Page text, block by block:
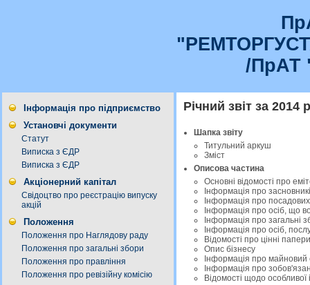
/ПрАТ
Інформація про підприємство
Установчі документи
Статут
Виписка з ЄДР
Виписка з ЄДР
Акціонерний капітал
Свідоцтво про реєстрацію випуску
акцій
Положення
Положення про Наглядову раду
Положення про загальні збори
Положення про правління
Положення про ревізійну комісію
Річний звіт за 2014
Шапка звіту
Титульний аркуш
Зміст
Описова частина
Основні відомості про
Інформація про
Інформація про
Інформація про осіб, що
Інформація про загальні
Інформація про осіб,
Відомості про цінні
Опис бізнесу
Інформація про майновий
Інформація про
Відомості щодо